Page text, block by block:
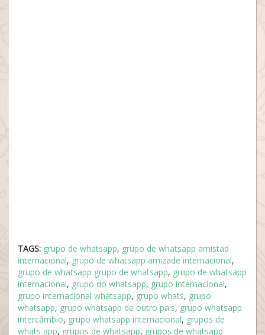
TAGS: grupo de whatsapp, grupo de whatsapp amistad
internacional, grupo de whatsapp amizade internacional,
grupo de whatsapp grupo de whatsapp, grupo de whatsapp
internacional, grupo do whatsapp, grupo internacional,
grupo internacional whatsapp, grupo whats, grupo
whatsapp, grupo whatsapp de outro pais, grupo whatsapp
intercâmbio, grupo whatsapp internacional, grupos de
whats app, grupos de whatsapp, grupos de whatsapp